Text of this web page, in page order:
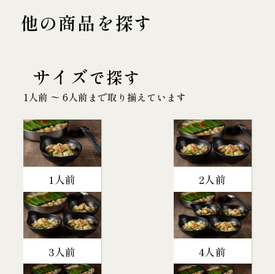
他の商品を探す
サイズで探す
1人前 〜 6人前まで取り揃えています
1人前 2人前
3人前 4人前